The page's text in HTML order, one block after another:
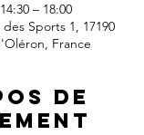
– 18:00
Sports 1, 17190
France
de